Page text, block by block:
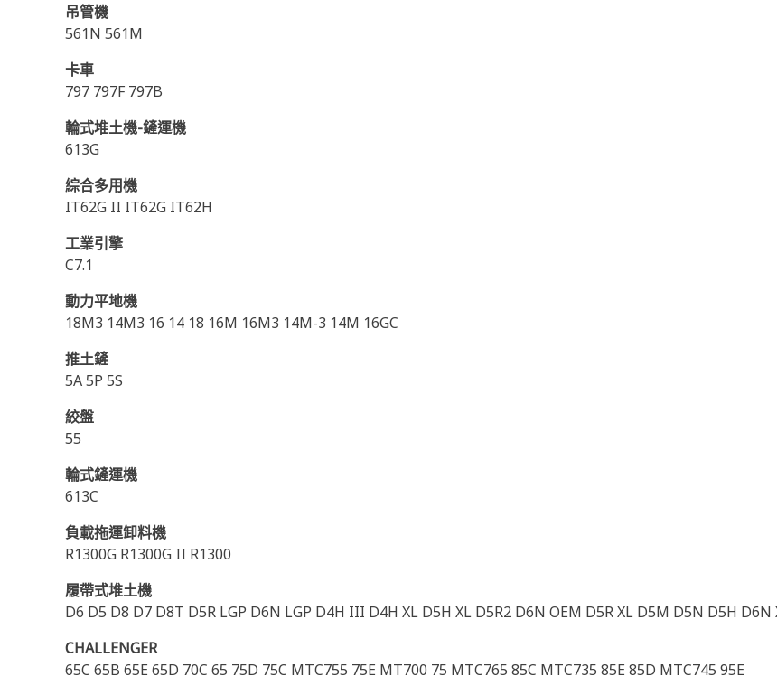
吊管機
561N 561M
卡車
797 797F 797B
輪式堆土機-鏟運機
613G
綜合多用機
IT62G II IT62G IT62H
工業引擎
C7.1
動力平地機
18M3 14M3 16 14 18 16M 16M3 14M-3 14M 16GC
推土鏟
5A 5P 5S
絞盤
55
輪式鏟運機
613C
負載拖運卸料機
R1300G R1300G II R1300
履帶式堆土機
D6 D5 D8 D7 D8T D5R LGP D6N LGP D4H III D4H XL D5H XL D5R2 D6N OEM D5R XL D5M D5N D5H
CHALLENGER
65C 65B 65E 65D 70C 65 75D 75C MTC755 75E MT700 75 MTC765 85C MTC735 85E 85D MTC745 95E